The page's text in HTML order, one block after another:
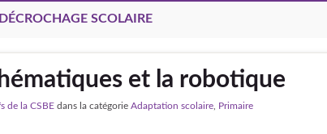
SCOLAIRE
et la robotique
de la CSBE dans la catégorie Adaptation scolaire Primaire